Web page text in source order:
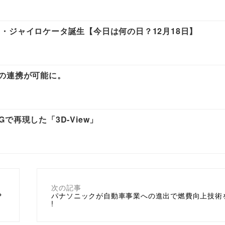
次の記事
パナソニックが自動車事業への進出で燃費向上技術
!
ジャイロケータ誕生【今日は何の日？12月18日】
携が可能に。
再現した「3D-View」